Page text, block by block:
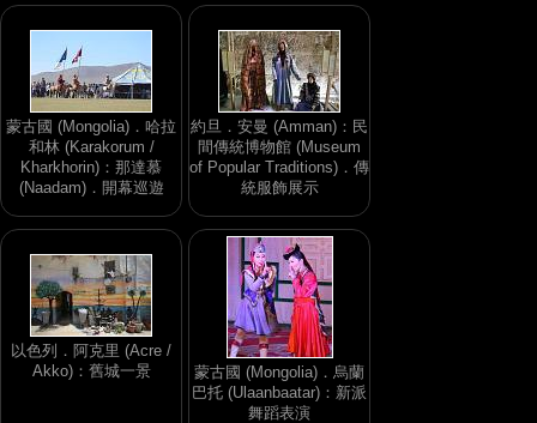
蒙古國 (Mongolia)．哈拉
和林 (Karakorum /
Kharkhorin)：那達慕
(Naadam)．開幕巡遊
約旦．安曼 (Amman)：民
間傳統博物館 (Museum
of Popular Traditions)．傳
統服飾展示
以色列．阿克里 (Acre /
Akko)：舊城一景
蒙古國 (Mongolia)．烏蘭
巴托 (Ulaanbaatar)：新派
舞蹈表演